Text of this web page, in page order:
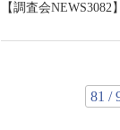
【調査会
81 /